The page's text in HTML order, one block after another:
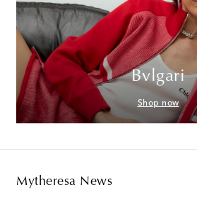
Bvlgari
Shop now
Mytheresa News